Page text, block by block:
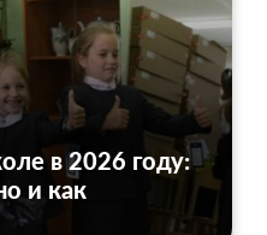
в 2026 году:
и как